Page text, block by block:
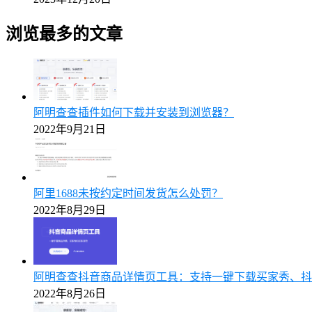
浏览最多的文章
阿明查查插件如何下载并安装到浏览器？
2022年9月21日
阿里1688未按约定时间发货怎么处罚？
2022年8月29日
阿明查查抖音商品详情页工具：支持一键下载买家秀、
2022年8月26日